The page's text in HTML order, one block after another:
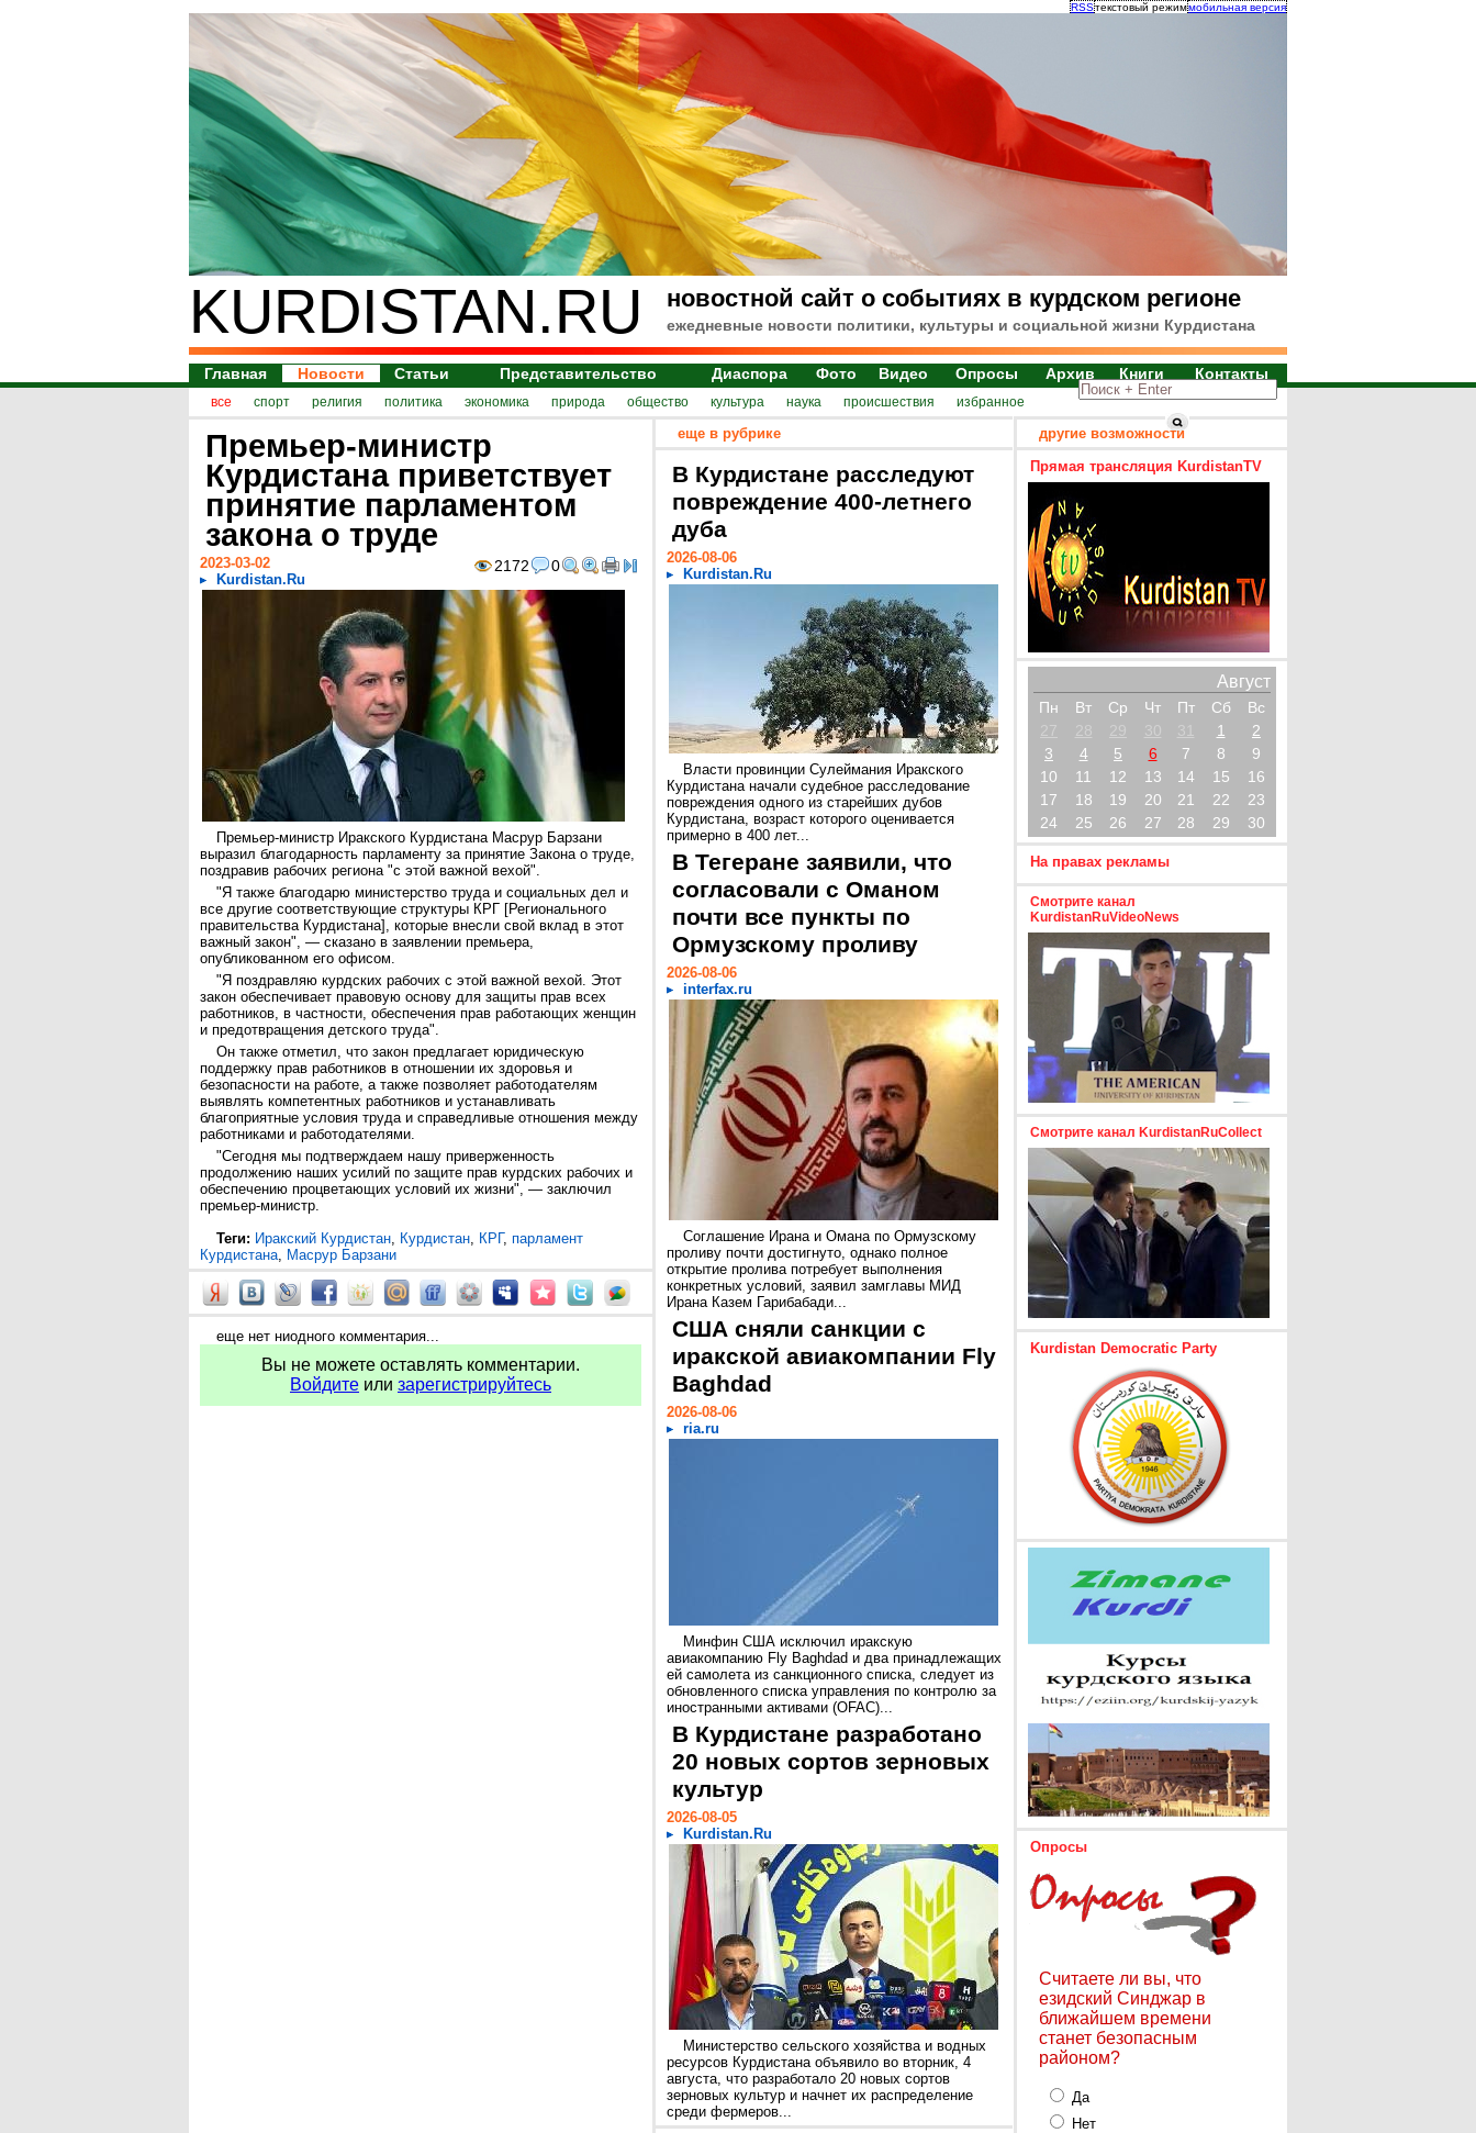
RSSтекстовый режиммобильная версия
KURDISTAN.RU новостной сайт о событиях в курдском регионе
ежедневные новости политики, культуры и социальной жизни Курдистана
Главная Новости Статьи Представительство Диаспора Фото Видео Опросы Архив Книги Контакты
все спорт религия политика экономика природа общество культура наука происшествия избранное
Премьер-министр
Курдистана приветствует
принятие парламентом
закона о труде
2172 0
2023-03-02
Kurdistan.Ru
Премьер-министр Иракского Курдистана Масрур Барзани
выразил благодарность парламенту за принятие Закона о труде,
поздравив рабочих региона "с этой важной вехой".
"Я также благодарю министерство труда и социальных дел и
все другие соответствующие структуры КРГ [Регионального
правительства Курдистана], которые внесли свой вклад в этот
важный закон", — сказано в заявлении премьера,
опубликованном его офисом.
"Я поздравляю курдских рабочих с этой важной вехой. Этот
закон обеспечивает правовую основу для защиты прав всех
работников, в частности, обеспечения прав работающих женщин
и предотвращения детского труда".
Он также отметил, что закон предлагает юридическую
поддержку прав работников в отношении их здоровья и
безопасности на работе, а также позволяет работодателям
выявлять компетентных работников и устанавливать
благоприятные условия труда и справедливые отношения между
работниками и работодателями.
"Сегодня мы подтверждаем нашу приверженность
продолжению наших усилий по защите прав курдских рабочих и
обеспечению процветающих условий их жизни", — заключил
премьер-министр.
Теги: Иракский Курдистан, Курдистан, КРГ, парламент
Курдистана, Масрур Барзани
еще нет ниодного комментария...
Вы не можете оставлять комментарии.
Войдите или зарегистрируйтесь
еще в рубрике
В Курдистане расследуют
повреждение 400-летнего
дуба
2026-08-06
Kurdistan.Ru
Власти провинции Сулеймания Иракского
Курдистана начали судебное расследование
повреждения одного из старейших дубов
Курдистана, возраст которого оценивается
примерно в 400 лет...
В Тегеране заявили, что
согласовали с Оманом
почти все пункты по
Ормузскому проливу
2026-08-06
interfax.ru
Соглашение Ирана и Омана по Ормузскому
проливу почти достигнуто, однако полное
открытие пролива потребует выполнения
конкретных условий, заявил замглавы МИД
Ирана Казем Гарибабади...
США сняли санкции с
иракской авиакомпании Fly
Baghdad
2026-08-06
ria.ru
Минфин США исключил иракскую
авиакомпанию Fly Baghdad и два принадлежащих
ей самолета из санкционного списка, следует из
обновленного списка управления по контролю за
иностранными активами (OFAC)...
В Курдистане разработано
20 новых сортов зерновых
культур
2026-08-05
Kurdistan.Ru
Министерство сельского хозяйства и водных
ресурсов Курдистана объявило во вторник, 4
августа, что разработало 20 новых сортов
зерновых культур и начнет их распределение
среди фермеров...
другие возможности
Прямая трансляция KurdistanTV
Август
Пн Вт Ср Чт Пт Сб
Вс
27
28 29 30 31 1
2
3
4 5 6 7 8
9
10
11 12 13 14 15
16
17
18 19 20 21 22
23
24
25 26 27 28 29 30
На правах рекламы
Смотрите канал
KurdistanRuVideoNews
Смотрите канал KurdistanRuCollect
Kurdistan Democratic Party
Опросы
Считаете ли вы, что
езидский Синджар в
ближайшем времени
станет безопасным
районом?
Да
Нет